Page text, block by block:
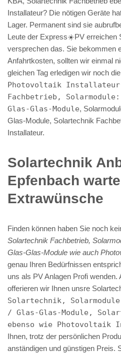
Installateur? Die nötigen Geräte
Lager. Permanent sind sie
Leute der Express☀️PV️ erreichen
versprechen das. Sie bekommen
Anfahrtkosten, sollten wir einmal
gleichen Tag erledigen wir noch die
Photovoltaik
Fachbetrieb,
Glas-Glas-Module,
Glas-Module, Solartechnik
Installateur.
Solartechnik
Epfenbach
Extrawünsche
Finden können haben Sie noch
Solartechnik Fachbetrieb,
Glas-Glas-Module wie auch
genau Ihren Bedürfnissen
uns als PV Anlagen Profi wenden.
offerieren wir Ihnen unsre
Solartechnik,
/ Glas-Glas-Module,
ebenso wie Photovoltaik
Ihnen, trotz der persönlichen
anständigen und günstigen Preis.